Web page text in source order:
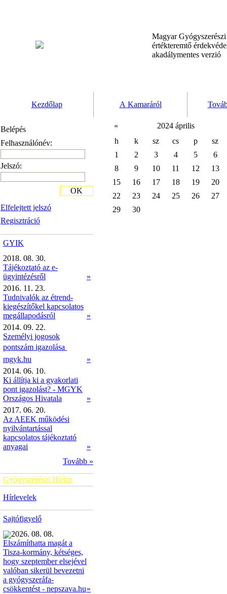
Magyar
értékteremtő
akadálymentes verzió
Kezdőlap A Kamaráról
Belépés
Felhasználónév:
Jelszó:
Elfelejtett jelszó
Regisztráció
OK
GYIK
2018. 08. 30.
Tájékoztató az e-
ügyintézésről
»
2016. 11. 23.
Tudnivalók az étrend-
kiegészítőkel kapcsolatos
megállapodásról
»
2014. 09. 22.
Személyi jogosok
pontszám igazolása 
mgyk.hu
»
2014. 06. 10.
Ki állítja ki a gyakorlati
pont igazolást? - MGYK
Országos Hivatala
»
2017. 06. 20.
Az AEEK működési
nyilvántartással
kapcsolatos tájékoztató
anyagai
»
Tovább »
Gyógyszerészi Hírlap
Hírlevelek
Sajtófigyelő
2026. 08. 08.
Elszámíthatta magát a
Tisza-kormány, kétséges,
hogy szeptember elsejével
valóban sikerül bevezetni
a gyógyszeráfa-
csökkentést - nepszava.hu»
«
2024 április
h
k sz cs p
sz
1
2 3 4 5
6
8
9 10 11 12
13
15
16 17 18 19
20
22
23 24 25 26
27
29
30